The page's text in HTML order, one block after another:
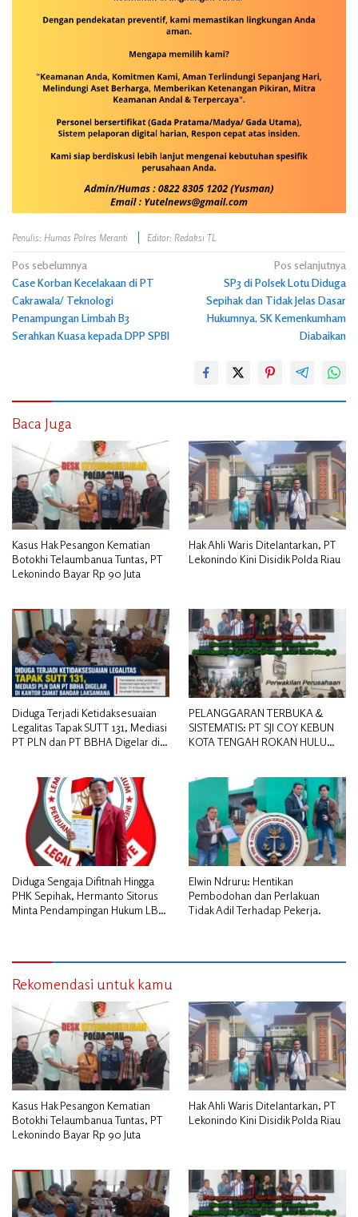
Penulis: Humas Polres Meranti Editor: Redaksi TL
Navigasi
pos
Pos sebelumnya
Case Korban Kecelakaan di PT
Cakrawala/ Teknologi
Penampungan Limbah B3
Serahkan Kuasa kepada DPP SPBI
Pos selanjutnya
SP3 di Polsek Lotu Diduga
Sepihak dan Tidak Jelas Dasar
Hukumnya, SK Kemenkumham
Diabaikan
Baca Juga
Kasus Hak Pesangon Kematian
Botokhi Telaumbanua Tuntas, PT
Lekonindo Bayar Rp 90 Juta
Hak Ahli Waris Ditelantarkan, PT
Lekonindo Kini Disidik Polda Riau
Diduga Terjadi Ketidaksesuaian
Legalitas Tapak SUTT 131, Mediasi
PT PLN dan PT BBHA Digelar di
PELANGGARAN TERBUKA &
SISTEMATIS: PT SJI COY KEBUN
KOTA TENGAH ROKAN HULU
Diduga Sengaja Difitnah Hingga
PHK Sepihak, Hermanto Sitorus
Minta Pendampingan Hukum LBH
Elwin Ndruru: Hentikan
Pembodohan dan Perlakuan
Tidak Adil Terhadap Pekerja.
Rekomendasi untuk kamu
Kasus Hak Pesangon Kematian
Botokhi Telaumbanua Tuntas, PT
Lekonindo Bayar Rp 90 Juta
Hak Ahli Waris Ditelantarkan, PT
Lekonindo Kini Disidik Polda Riau